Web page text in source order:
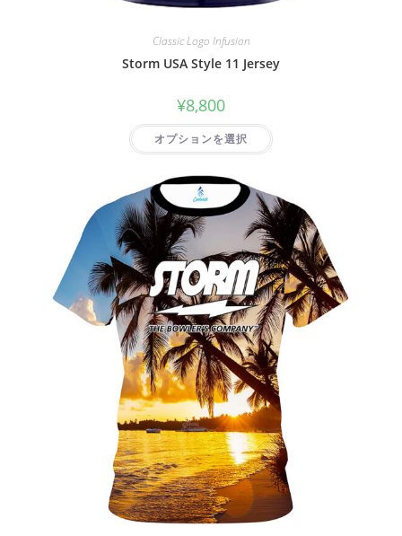
Classic Logo Infusion
Storm USA Style 11 Jersey
¥8,800
オプションを選択